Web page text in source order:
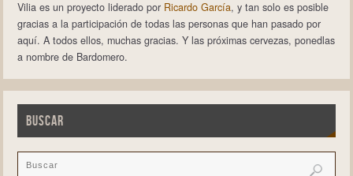
Vilia es un proyecto liderado por Ricardo García, y tan solo es posible
gracias a la participación de todas las personas que han pasado por
aquí. A todos ellos, muchas gracias. Y las próximas cervezas, ponedlas
a nombre de Bardomero.
BUSCAR